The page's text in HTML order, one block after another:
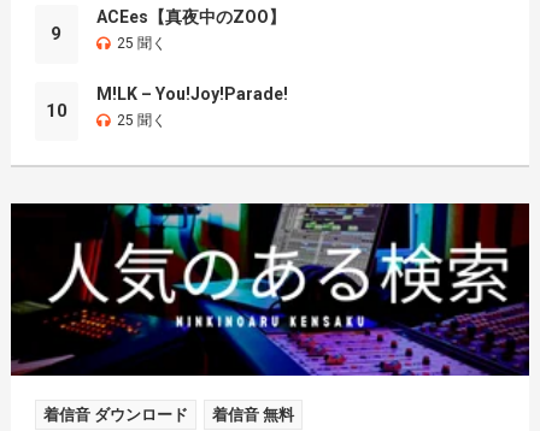
9
ACEes【真夜中のZOO】
25 聞く
10
M!LK – You!Joy!Parade!
25 聞く
着信音 ダウンロード 着信音 無料